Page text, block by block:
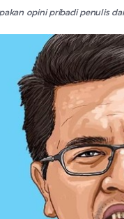
opini pribadi penulis